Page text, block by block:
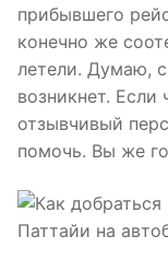
прибывшего
конечно же
летели. Думаю,
возникнет. Если
отзывчивый
помочь. Вы же